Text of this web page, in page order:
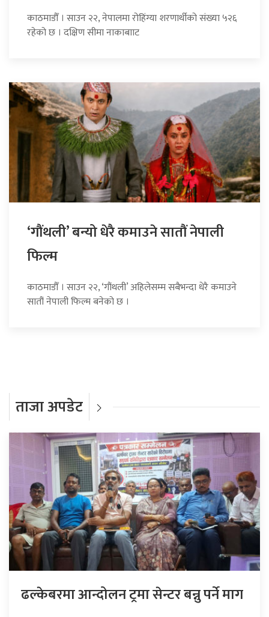
काठमाडौँ । साउन २२, नेपालमा रोहिंग्या शरणार्थीको संख्या ५२६
रहेको छ । दक्षिण सीमा नाकाबााट
‘गौंथली’ बन्यो धेरै कमाउने सातौं नेपाली
फिल्म
काठमाडौँ । साउन २२, ‘गौंथली’ अहिलेसम्म सबैभन्दा धेरै कमाउने
सातौं नेपाली फिल्म बनेको छ ।
ताजा अपडेट
ढल्केबरमा आन्दोलन ट्रमा सेन्टर बन्नु पर्ने माग